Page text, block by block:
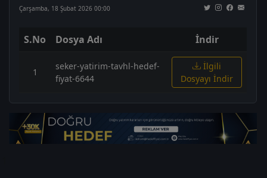
Çarşamba, 18 Şubat 2026 00:00
S.No Dosya Adı İndir
1
seker-yatirim-tavhl-hedef-
fiyat-6644
İlgili
Dosyayı İndir